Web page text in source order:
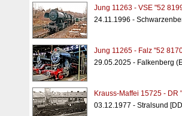
Jung 11263 - VSE "52
24.11.1996 -
Jung 11265 - Falz "52
29.05.2025 - Falkenberg
Krauss-Maffei 15725 - DR
03.12.1977 - Stralsund